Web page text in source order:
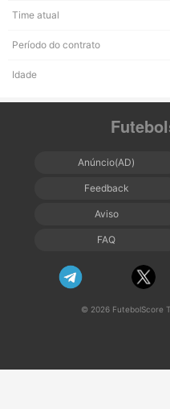
Time atual
Período do contrato
Idade
Anúncio(AD)
Feedback
Aviso
FAQ
© 2026 FutebolScore